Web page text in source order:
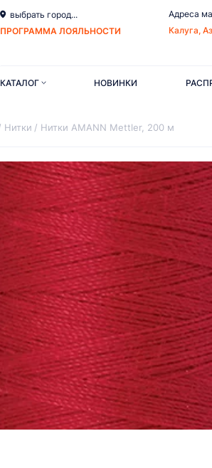
выбрать город...
ПРОГРАММА ЛОЯЛЬНОСТИ
Адреса
Калуга,
КАТАЛОГ НОВИНКИ
Нитки Нитки AMANN Mettler, 200 м